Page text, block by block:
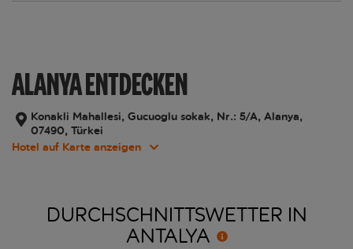
ALANYA ENTDECKEN
Konakli Mahallesi, Gucuoglu sokak, Nr.: 5/A, Alanya,
07490, Türkei
Hotel auf Karte anzeigen
DURCHSCHNITTSWETTER IN
ANTALYA